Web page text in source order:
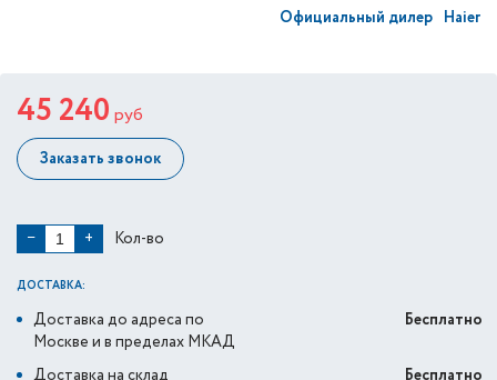
Официальный дилер Haier
45 240 руб
Заказать звонок
− + Кол-во
ДОСТАВКА:
Доставка до адреса по
Москве и в пределах МКАД
Бесплатно
Доставка на склад
Бесплатно